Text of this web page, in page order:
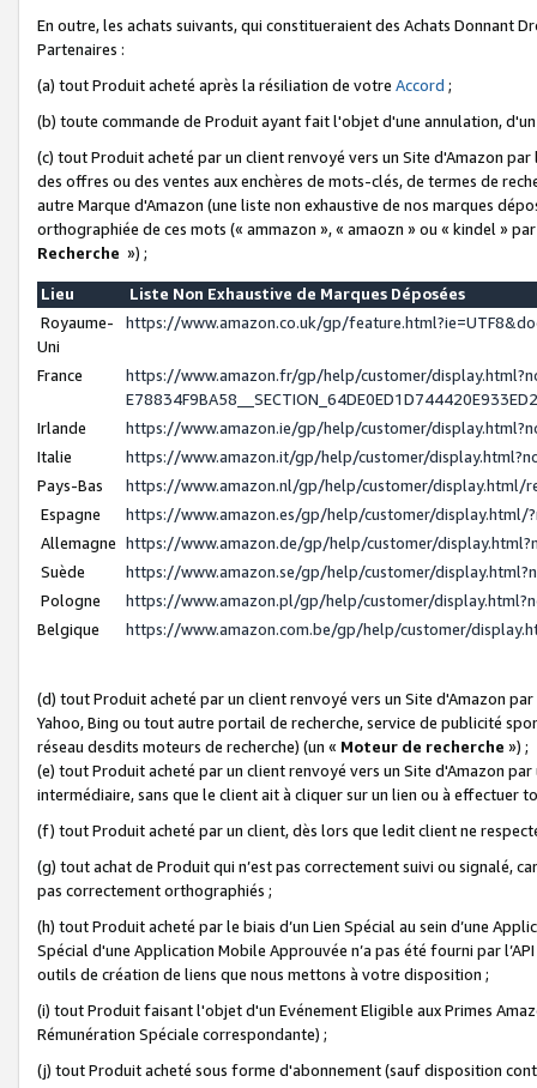
En outre, les achats suivants, qui constitueraient des Achats Donnant
Partenaires :
(a) tout Produit acheté après la résiliation de votre Accord ;
(b) toute commande de Produit ayant fait l'objet d'une annulation,
(c) tout Produit acheté par un client renvoyé vers un Site d'Amazon
des offres ou des ventes aux enchères de mots-clés, de termes de
autre Marque d'Amazon (une liste non exhaustive de nos marques
orthographiée de ces mots (« ammazon », « amaozn » ou « kindel »
Recherche ») ;
Lieu
Liste Non Exhaustive de Marques Déposées
Royaume-
Uni
https://www.amazon.co.uk/gp/
France
https://www.amazon.fr/gp/help/customer/
Irlande
https://www.amazon.ie/gp/help/customer/
Italie
https://www.amazon.it/gp/help/customer/
Pays-Bas
https://www.amazon.nl/gp/help/customer/display.html/
Espagne
https://www.amazon.es/gp/help/customer/display.html/
Allemagne https://www.amazon.de/gp/help/customer/
Suède
https://www.amazon.se/gp/help/customer/
Pologne
https://www.amazon.pl/gp/help/customer/
Belgique
https://www.amazon.com.be/gp/help/customer/
(d) tout Produit acheté par un client renvoyé vers un Site d'Amazon
Yahoo, Bing ou tout autre portail de recherche, service de publicité
réseau desdits moteurs de recherche) (un « Moteur de recherche ») ;
(e) tout Produit acheté par un client renvoyé vers un Site d'Amazon
intermédiaire, sans que le client ait à cliquer sur un lien ou à
(f) tout Produit acheté par un client, dès lors que ledit client ne
(g) tout achat de Produit qui n’est pas correctement suivi ou signalé,
pas correctement orthographiés ;
(h) tout Produit acheté par le biais d’un Lien Spécial au sein d’une
Spécial d'une Application Mobile Approuvée n’a pas été fourni par
outils de création de liens que nous mettons à votre disposition ;
(i) tout Produit faisant l'objet d'un Evénement Eligible aux Primes
Rémunération Spéciale correspondante) ;
(j) tout Produit acheté sous forme d'abonnement (sauf disposition